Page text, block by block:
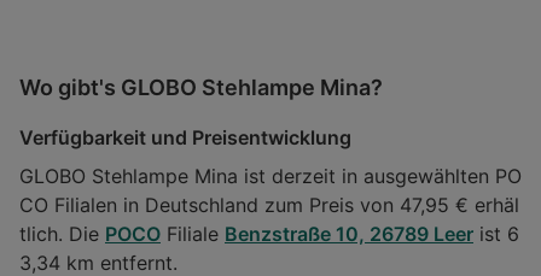
Wo gibt's GLOBO Stehlampe Mina?
Verfügbarkeit und Preisentwicklung
GLOBO Stehlampe Mina ist derzeit in ausgewählten PO
CO Filialen in Deutschland zum Preis von 47,95 € erhäl
tlich. Die POCO Filiale Benzstraße 10, 26789 Leer ist 6
3,34 km entfernt.